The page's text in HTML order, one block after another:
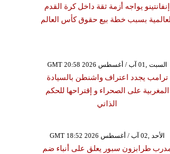
إنفانتينو يواجه أزمة ثقة داخل كرة القدم
بسبب خطة بيع حقوق كأس العالم
GMT 20:58 2026 السبت ,01 آب / أغسطس
ترامب يجدد اعتراف واشنطن بالسيادة
المغربية على الصحراء و إقتراحها للحكم
الذاتي
GMT 18:52 2026 الأحد ,02 آب / أغسطس
طرابزون سبور يعلق على أنباء ضم